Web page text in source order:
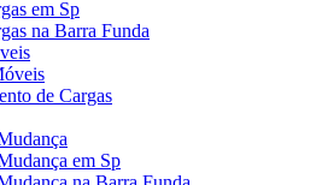
em Sp
na Barra Funda
de Cargas
em Sp